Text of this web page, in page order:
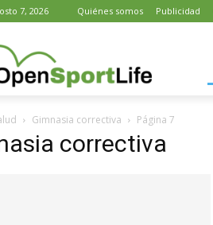
7, 2026 Quiénes somos Publicidad
Gimnasia correctiva Página 7
correctiva